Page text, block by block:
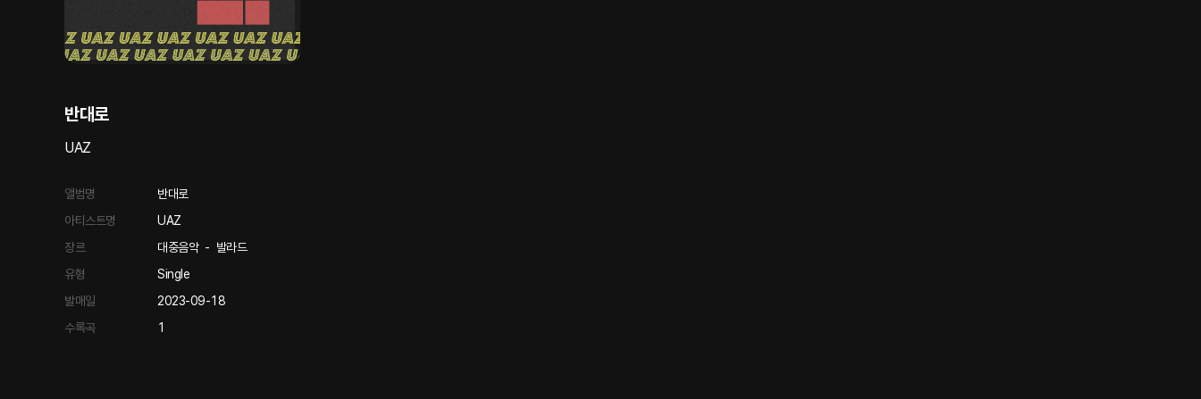
반대로
UAZ
앨범명
반대로
아티스트명
UAZ
장르
대중음악- 발라드
유형
Single
발매일
2023-09-18
수록곡
1